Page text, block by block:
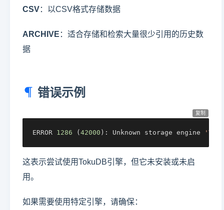
CSV：以CSV格式存储数据
ARCHIVE ：适合存储和检索大量很少引用的历史数
据
错误示例
复制
ERROR 1286 (42000 ): Unknown storage engine
这表示尝试使用TokuDB引擎，但它未安装或未启
用。
如果需要使用特定引擎，请确保：